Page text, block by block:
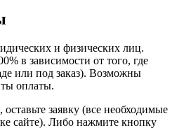
и физических лиц.
в зависимости от того, где
или под заказ). Возможны
оплаты.
заявку (все необходимые
сайте). Либо нажмите кнопку